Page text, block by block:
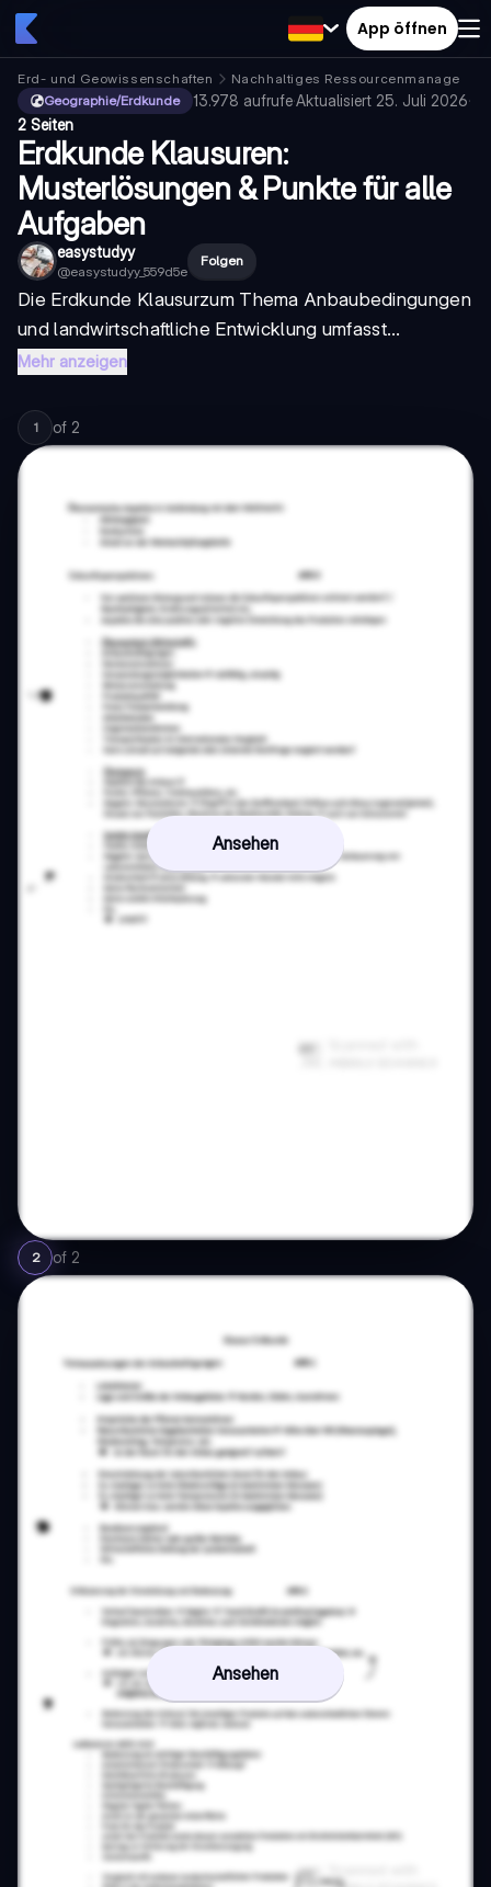
App öffnen
Erd- und Geowissenschaften
Nachhaltiges
Geographie/Erdkunde
13.978 aufrufe·Aktualisiert 25. Juli 2026·
2 Seiten
Erdkunde Klausuren:
Musterlösungen & Punkte für alle
Aufgaben
easystudyy
@easystudyy_559d5e
Folgen
Die Erdkunde Klausurzum Thema Anbaubedingungen
und landwirtschaftliche Entwicklung umfasst...
Mehr anzeigen
1 of 2
Ansehen
2 of 2
Ansehen